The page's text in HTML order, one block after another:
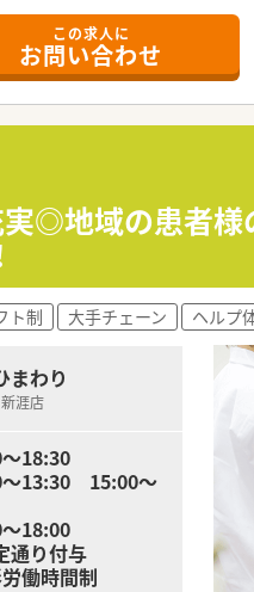
ど
で
通り付与） 自己啓発休暇
中途調整給
がけています。
この求人に
お問い合わせ
◎地域の患者
ト制 大手チェーン ヘルプ
まわり
涯店
18:30
15:00～
通り付与
働時間制